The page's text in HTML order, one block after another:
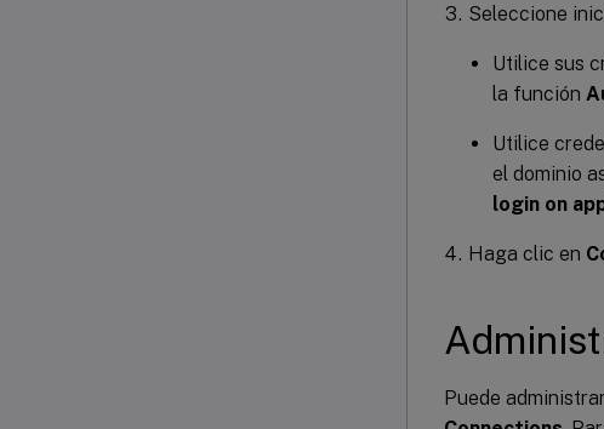
Seleccione
Utilice sus
la función
Utilice
el dominio
login on
Haga clic en
Puede